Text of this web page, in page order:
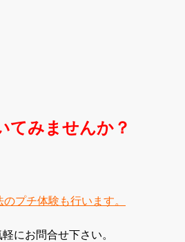
てみませんか？
プチ体験も行います。
にお問合せ下さい。